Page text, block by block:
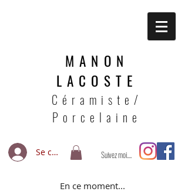
MANON
LACOSTE
Céramiste/
Porcelaine
Se connecter Suivez moi....
En ce moment...